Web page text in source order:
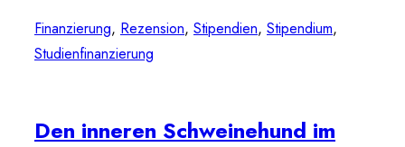
Finanzierung, Rezension, Stipendien, Stipendium
Studienfinanzierung
Den inneren Schweinehund im